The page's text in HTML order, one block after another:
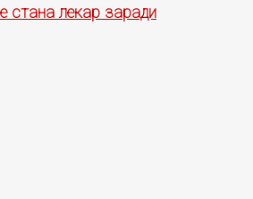
стана лекар заради